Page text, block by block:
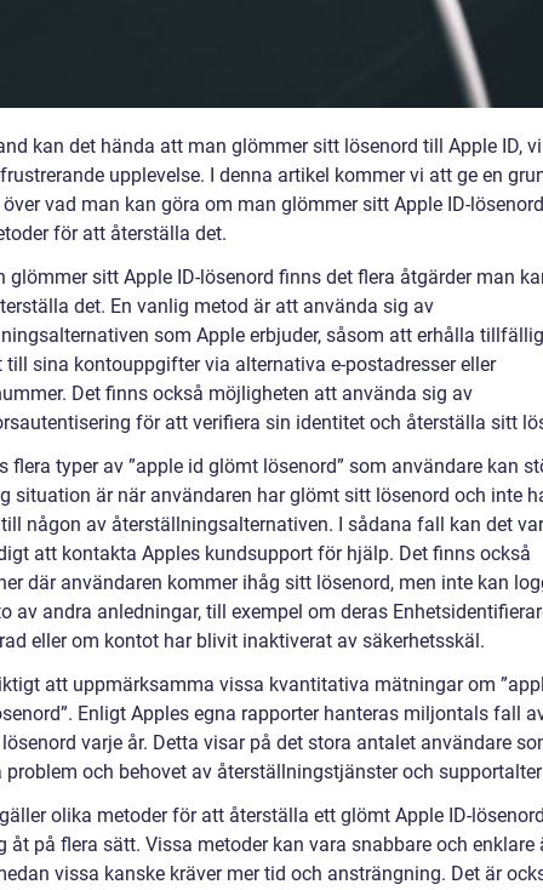
kan det hända att man glömmer sitt lösenord till Apple ID,
upplevelse. I denna artikel kommer vi att ge en
vad man kan göra om man glömmer sitt Apple ID-
för att återställa det.
glömmer sitt Apple ID-lösenord finns det flera åtgärder man
det. En vanlig metod är att använda sig av
som Apple erbjuder, såsom att erhålla
till sina kontouppgifter via alternativa e-postadresser eller
Det finns också möjligheten att använda sig av
för att verifiera sin identitet och återställa sitt
flera typer av ”apple id glömt lösenord” som användare kan
situation är när användaren har glömt sitt lösenord och inte
någon av återställningsalternativen. I sådana fall kan det
att kontakta Apples kundsupport för hjälp. Det finns också
där användaren kommer ihåg sitt lösenord, men inte kan
av andra anledningar, till exempel om deras
eller om kontot har blivit inaktiverat av säkerhetsskäl.
att uppmärksamma vissa kvantitativa mätningar om
Enligt Apples egna rapporter hanteras miljontals fall
varje år. Detta visar på det stora antalet användare
problem och behovet av återställningstjänster och
olika metoder för att återställa ett glömt Apple ID-
åt på flera sätt. Vissa metoder kan vara snabbare och enklare
vissa kanske kräver mer tid och ansträngning. Det är